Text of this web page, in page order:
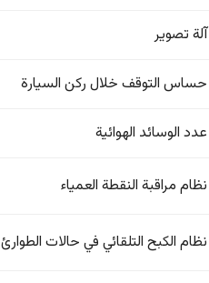
آلة تصوير
حساس التوقف خلال ركن السيارة
عدد الوسائد الهوائية
نظام مراقبة النقطة العمياء
نظام الكبح التلقائي في حالات الطوارئ